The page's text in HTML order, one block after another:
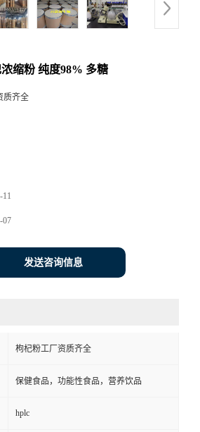
缩粉 纯度98% 多糖
质齐全
11
07
发送咨询信息
枸杞粉工厂资质齐全
保健食品，功能性食品，营养饮品
hplc